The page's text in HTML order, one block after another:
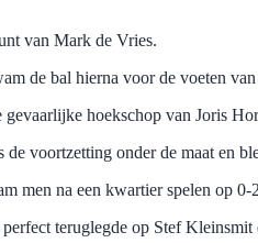
van Mark de Vries.
de bal hierna voor de voeten
hoekschop van Joris
voortzetting onder de maat en
men na een kwartier spelen op
teruglegde op Stef